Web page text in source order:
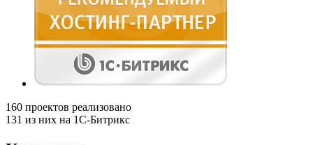
160 проектов реализовано
131 из них на 1С-Битрикс